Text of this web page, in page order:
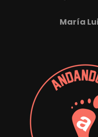
María